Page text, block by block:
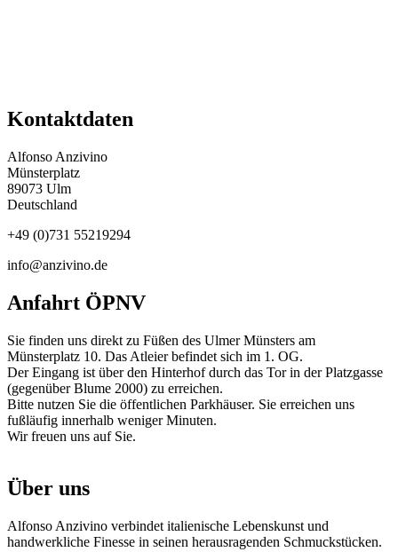
Kontaktdaten
Alfonso Anzivino
Münsterplatz
89073 Ulm
Deutschland
+49 (0)731 55219294
info@anzivino.de
Anfahrt ÖPNV
Sie finden uns direkt zu Füßen des Ulmer Münsters am
Münsterplatz 10. Das Atleier befindet sich im 1. OG.
Der Eingang ist über den Hinterhof durch das Tor in der Platzgasse
(gegenüber Blume 2000) zu erreichen.
Bitte nutzen Sie die öffentlichen Parkhäuser. Sie erreichen uns
fußläufig innerhalb weniger Minuten.
Wir freuen uns auf Sie.
Über uns
Alfonso Anzivino verbindet italienische Lebenskunst und
handwerkliche Finesse in seinen herausragenden Schmuckstücken.